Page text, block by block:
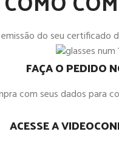
do seu certificado
FAÇA O PEDIDO
com seus dados
ACESSE A